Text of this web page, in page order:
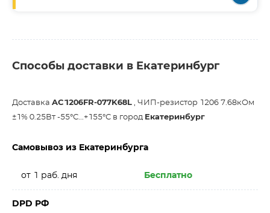
Способы доставки в Екатеринбург
Доставка AC1206FR-077K68L , ЧИП-резистор 1206 7.68кОм
±1% 0.25Вт -55°С...+155°С в город Екатеринбург
Самовывоз из Екатеринбурга
от 1 раб. дня Бесплатно
DPD РФ